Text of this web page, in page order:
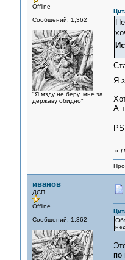
Offline
Сообщений: 1,362
"Я мзду не беру, мне за
державу обидно"
Я
А
«
иванов
ДСП
Offline
Сообщений: 1,362
по